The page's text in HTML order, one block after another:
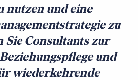
nutzen und eine
zu
Sie Consultants zur
und
wiederkehrende